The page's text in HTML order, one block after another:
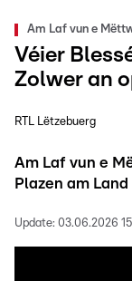
Am Laf vun e
Véier
Zolwer an
RTL Lëtzebuerg
Am Laf vun e
Plazen am
Update: 03.06.2026